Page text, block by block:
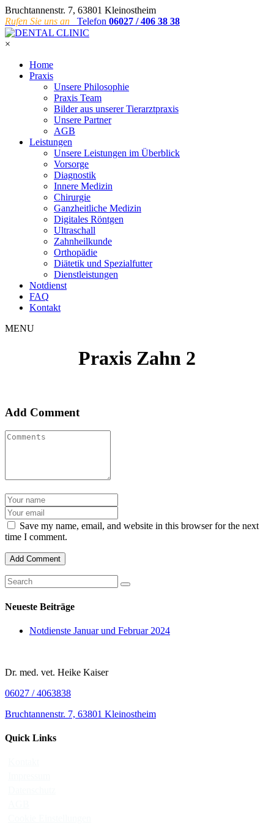
Bruchtannenstr. 7, 63801 Kleinostheim
Rufen Sie uns an
Telefon 06027 / 406 38 38
×
Home
Praxis
Unsere Philosophie
Praxis Team
Bilder aus unserer Tierarztpraxis
Unsere Partner
AGB
Leistungen
Unsere Leistungen im Überblick
Vorsorge
Diagnostik
Innere Medizin
Chirurgie
Ganzheitliche Medizin
Digitales Röntgen
Ultraschall
Zahnheilkunde
Orthopädie
Diätetik und Spezialfutter
Dienstleistungen
Notdienst
FAQ
Kontakt
MENU
Praxis Zahn 2
Add Comment
Save my name, email, and website in this browser for the next
time I comment.
Neueste Beiträge
Notdienste Januar und Februar 2024
Dr. med. vet. Heike Kaiser
06027 / 4063838
Bruchtannenstr. 7, 63801 Kleinostheim
Quick Links